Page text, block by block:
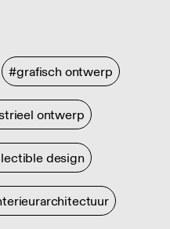
#grafisch ontwerp
ontwerp
design